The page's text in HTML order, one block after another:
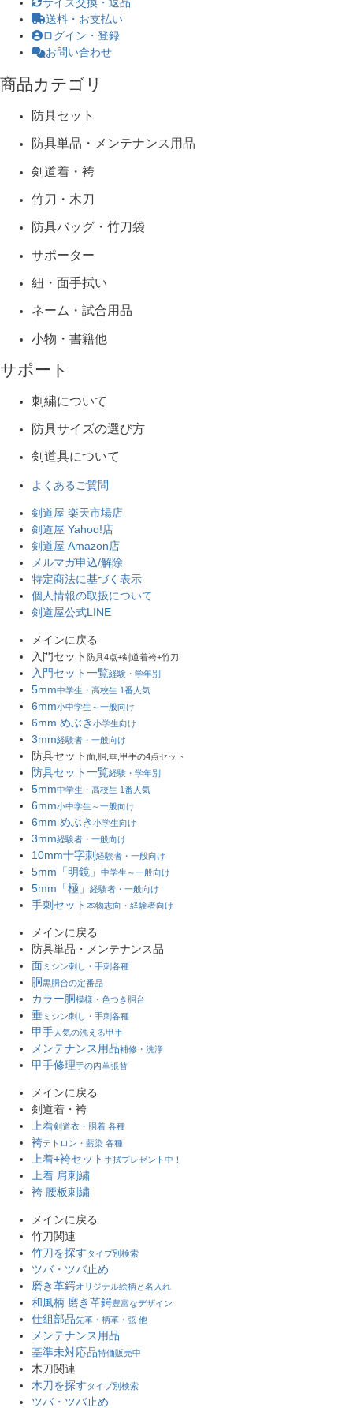
送料・お支払い
ログイン・登録
お問い合わせ
商品カテゴリ
防具セット
防具単品・メンテナンス用品
剣道着・袴
竹刀・木刀
防具バッグ・竹刀袋
サポーター
紐・面手拭い
ネーム・試合用品
小物・書籍他
サポート
刺繍について
防具サイズの選び方
剣道具について
よくあるご質問
剣道屋 楽天市場店
剣道屋 Yahoo!店
剣道屋 Amazon店
メルマガ申込/解除
特定商法に基づく表示
個人情報の取扱について
剣道屋公式LINE
メインに戻る
入門セット 防具4点+剣道着袴+竹刀
入門セット一覧経験・学年別
5mm中学生・高校生 1番人気
6mm小中学生～一般向け
6mm めぶき 小学生向け
3mm経験者・一般向け
防具セット 面,胴,垂,甲手の4点セット
防具セット一覧経験・学年別
5mm中学生・高校生 1番人気
6mm小中学生～一般向け
6mm めぶき 小学生向け
3mm経験者・一般向け
10mm十字刺 経験者・一般向け
5mm「明鏡」 中学生～一般向け
5mm「極」 経験者・一般向け
手刺セット 本物志向・経験者向け
メインに戻る
防具単品・メンテナンス品
面 ミシン刺し・手刺各種
胴黒胴台の定番品
カラー胴模様・色つき胴台
垂 ミシン刺し・手刺各種
甲手 人気の洗える甲手
メンテナンス用品補修・洗浄
甲手修理手の内革張替
メインに戻る
剣道着・袴
上着剣道衣・胴着 各種
袴テトロン・藍染 各種
上着+袴セット 手拭プレゼント中！
上着 肩刺繍
袴 腰板刺繍
メインに戻る
竹刀関連
竹刀を探すタイプ別検索
ツバ・ツバ止め
磨き革鍔オリジナル絵柄と名入れ
和風柄 磨き革鍔豊富なデザイン
仕組部品先革・柄革・弦 他
メンテナンス用品
基準未対応品特価販売中
木刀関連
木刀を探すタイプ別検索
ツバ・ツバ止め